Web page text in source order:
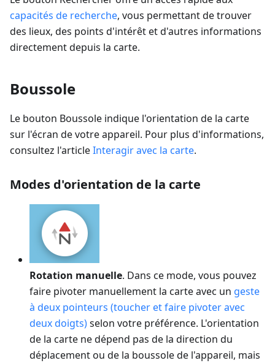
capacités de recherche, vous permettant de trouver
des lieux, des points d'intérêt et d'autres informations
directement depuis la carte.
Boussole
Le bouton Boussole indique l'orientation de la carte
sur l'écran de votre appareil. Pour plus d'informations,
consultez l'articleInteragir avec la carte.
Modes d'orientation de la carte
Rotation manuelle. Dans ce mode, vous pouvez
faire pivoter manuellement la carte avec un geste
à deux pointeurs (toucher et faire pivoter avec
deux doigts)selon votre préférence. L'orientation
de la carte ne dépend pas de la direction du
déplacement ou de la boussole de l'appareil, mais